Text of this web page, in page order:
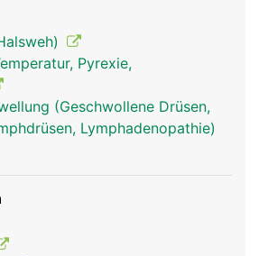
Mund Mann
Pyrexie,
(Geschwollene Drüsen,
Lymphadenopathie)